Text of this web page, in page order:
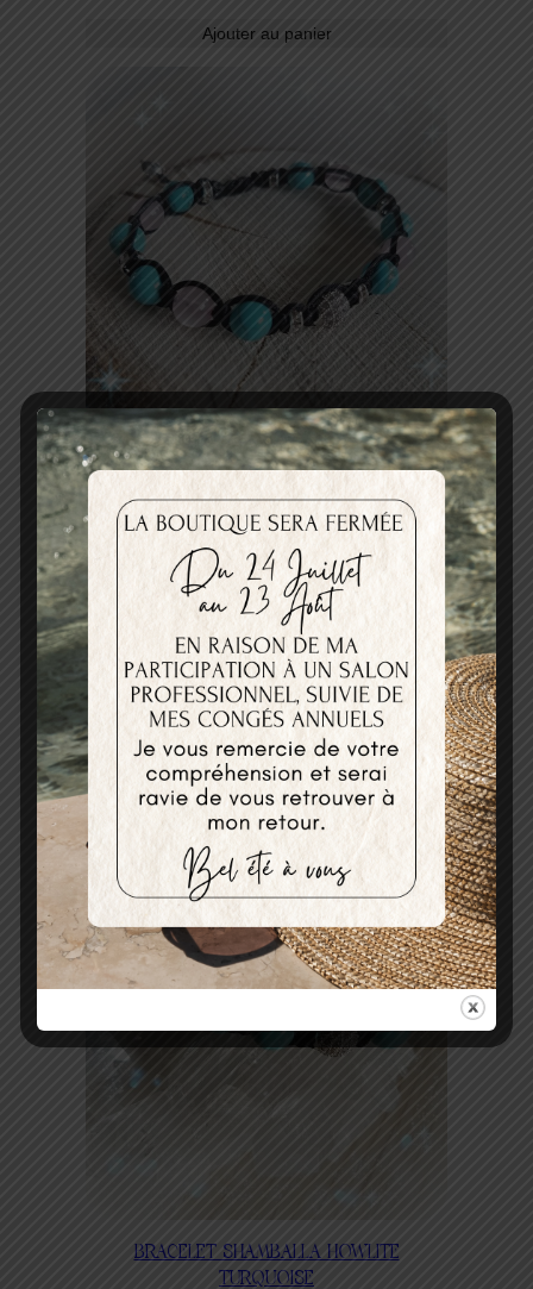
Ajouter au panier
BRACELET SHAMBALLA QUARTZ ROSE ET
HOWLITE TURQUOISE
29,00€
Ajouter au panier
BRACELET SHAMBALLA HOWLITE
TURQUOISE